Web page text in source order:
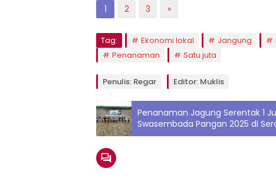
1 2 3 »
Tag: Ekonomi lokal Jangung
Penanaman
Satu juta
Penulis: Regar Editor: Muklis
Penanaman Jagung Serentak 1
Swasembada Pangan 2025 di